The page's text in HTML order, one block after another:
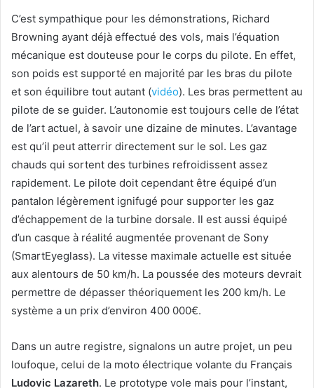
C’est sympathique pour les démonstrations, Richard
Browning ayant déjà effectué des vols, mais l’équation
mécanique est douteuse pour le corps du pilote. En effet,
son poids est supporté en majorité par les bras du pilote
et son équilibre tout autant (vidéo). Les bras permettent au
pilote de se guider. L’autonomie est toujours celle de l’état
de l’art actuel, à savoir une dizaine de minutes. L’avantage
est qu’il peut atterrir directement sur le sol. Les gaz
chauds qui sortent des turbines refroidissent assez
rapidement. Le pilote doit cependant être équipé d’un
pantalon légèrement ignifugé pour supporter les gaz
d’échappement de la turbine dorsale. Il est aussi équipé
d’un casque à réalité augmentée provenant de Sony
(SmartEyeglass). La vitesse maximale actuelle est située
aux alentours de 50 km/h. La poussée des moteurs devrait
permettre de dépasser théoriquement les 200 km/h. Le
système a un prix d’environ 400 000€.
Dans un autre registre, signalons un autre projet, un peu
loufoque, celui de la moto électrique volante du Français
Ludovic Lazareth. Le prototype vole mais pour l’instant,